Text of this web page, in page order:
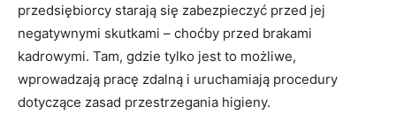
przedsiębiorcy starają się zabezpieczyć przed jej
negatywnymi skutkami – choćby przed brakami
kadrowymi. Tam, gdzie tylko jest to możliwe,
wprowadzają pracę zdalną i uruchamiają procedury
dotyczące zasad przestrzegania higieny.